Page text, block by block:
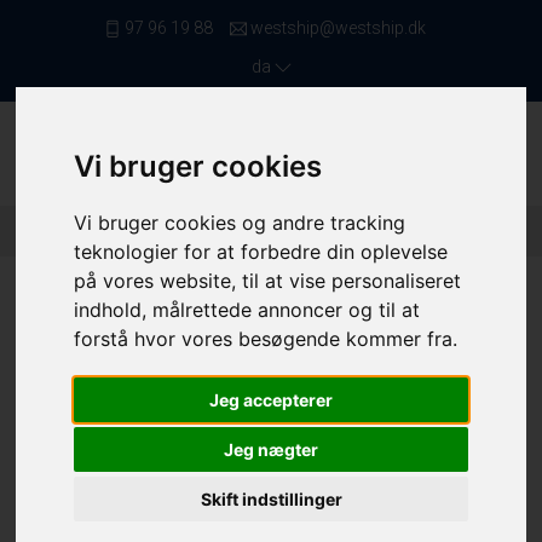
Vi bruger cookies
Vi bruger cookies og andre tracking
teknologier for at forbedre din oplevelse
på vores website, til at vise personaliseret
indhold, målrettede annoncer og til at
forstå hvor vores besøgende kommer fra.
Jeg accepterer
Jeg nægter
Skift indstillinger
97 96 19 88
westship@westship.dk
da
Forside / Skibe / Lystbåde / 4151